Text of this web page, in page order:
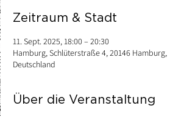
Zeitraum & Stadt
11. Sept. 2025, 18:00 – 20:30
Hamburg, Schlüterstraße 4, 20146 Hamburg,
Deutschland
Über die Veranstaltung